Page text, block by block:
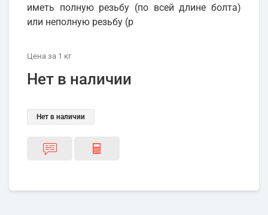
иметь полную резьбу (по всей длине болта)
или неполную резьбу (р
Цена за 1 кг
Нет в наличии
Нет в наличии